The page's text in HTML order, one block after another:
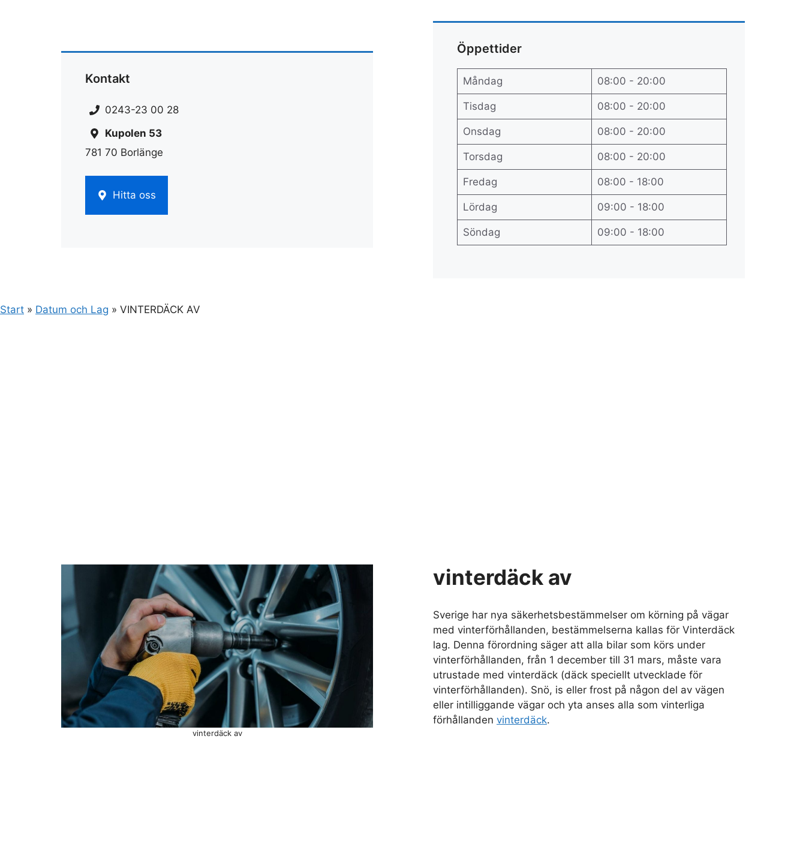
Kontakt
0243-23 00 28
Kupolen 53
781 70 Borlänge
Hitta oss
Öppettider
Måndag 08:00 - 20:00
Tisdag 08:00 - 20:00
Onsdag 08:00 - 20:00
Torsdag 08:00 - 20:00
Fredag 08:00 - 18:00
Lördag 09:00 - 18:00
Söndag 09:00 - 18:00
Start » Datum och Lag » VINTERDÄCK AV
vinterdäck av
vinterdäck av
Sverige har nya säkerhetsbestämmelser om körning på vägar
med vinterförhållanden, bestämmelserna kallas för Vinterdäck
lag. Denna förordning säger att alla bilar som körs under
vinterförhållanden, från 1 december till 31 mars, måste vara
utrustade med vinterdäck (däck speciellt utvecklade för
vinterförhållanden). Snö, is eller frost på någon del av vägen
eller intilliggande vägar och yta anses alla som vinterliga
förhållanden vinterdäck.